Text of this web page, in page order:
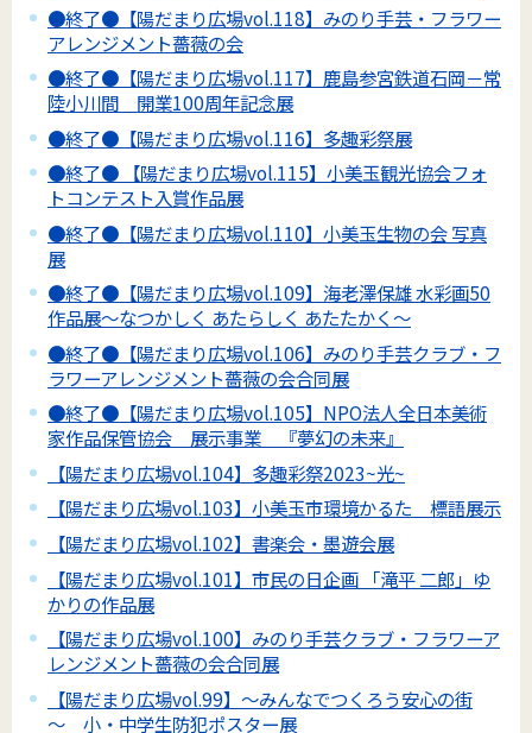
●終了●【陽だまり広場vol.118】みのり手芸・フラワー
アレンジメント薔薇の会
●終了●【陽だまり広場vol.117】鹿島参宮鉄道石岡－常
陸小川間 開業100周年記念展
●終了●【陽だまり広場vol.116】多趣彩祭展
●終了● 【陽だまり広場vol.115】小美玉観光協会フォ
トコンテスト入賞作品展
●終了●【陽だまり広場vol.110】小美玉生物の会 写真
展
●終了●【陽だまり広場vol.109】海老澤保雄 水彩画50
作品展～なつかしく あたらしく あたたかく～
●終了●【陽だまり広場vol.106】みのり手芸クラブ・フ
ラワーアレンジメント薔薇の会合同展
●終了●【陽だまり広場vol.105】NPO法人全日本美術
家作品保管協会 展示事業 『夢幻の未来』
【陽だまり広場vol.104】多趣彩祭2023~光~
【陽だまり広場vol.103】小美玉市環境かるた 標語展示
【陽だまり広場vol.102】書楽会・墨遊会展
【陽だまり広場vol.101】市民の日企画 「滝平 二郎」ゆ
かりの作品展
【陽だまり広場vol.100】みのり手芸クラブ・フラワーア
レンジメント薔薇の会合同展
【陽だまり広場vol.99】～みんなでつくろう安心の街
～ 小・中学生防犯ポスター展